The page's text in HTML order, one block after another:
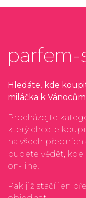
parfem-
Hledáte, kde
miláčka k
Procházejte
který chcete
na všech předních
budete vědět,
on-line!
Pak již stačí jen